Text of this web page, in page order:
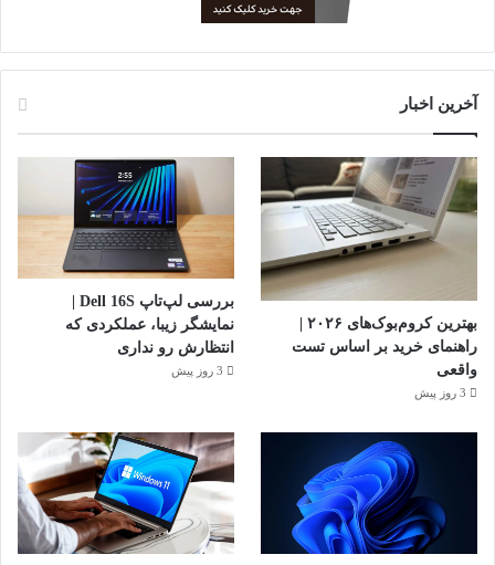
آخرین اخبار
راهنمای خرید بر اساس تست
واقعی
3 روز پیش
نمایشگر زیبا، عملکردی که
انتظارش رو نداری
3 روز پیش